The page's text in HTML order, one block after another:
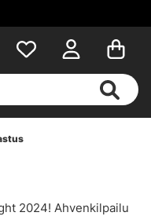
2024! Ahvenkilpailu